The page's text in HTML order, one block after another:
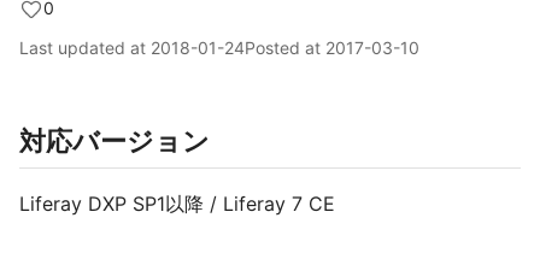
0
Last updated at 2018-01-24Posted at 2017-03-10
対応バージョン
Liferay DXP SP1以降 / Liferay 7 CE